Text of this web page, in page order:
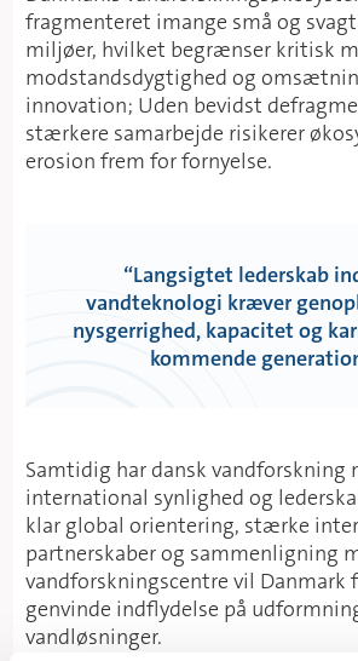
fragmenteret imange små og
miljøer, hvilket begrænser kritisk
modstandsdygtighed og
innovation; Uden bevidst
stærkere samarbejde risikerer
erosion frem for fornyelse.
“Langsigtet lederskab
vandteknologi kræver
nysgerrighed, kapacitet og
kommende
Samtidig har dansk vandforskning
international synlighed og
klar global orientering, stærke
partnerskaber og sammenligning
vandforskningscentre vil Danmark
genvinde indflydelse på
vandløsninger.